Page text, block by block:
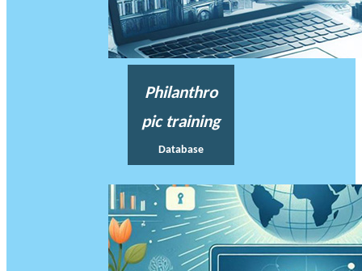
Philanthro
pic training
Database